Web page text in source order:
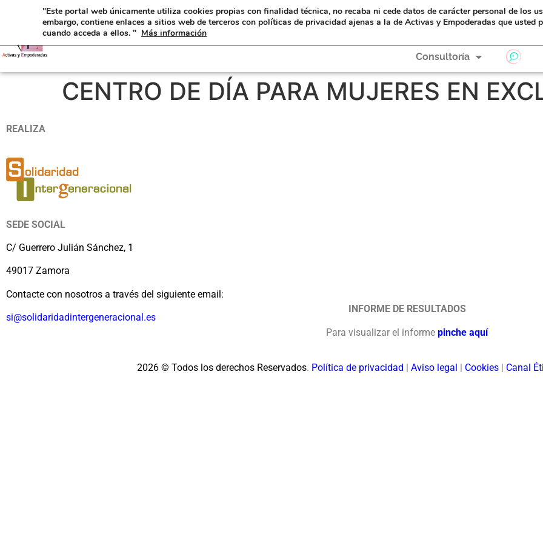
eAyudas Formación A Hombros de Gigantas
Consultoría
CENTRO DE DÍA PARA MUJERES EN
REALIZA
SEDE SOCIAL
C/ Guerrero Julián Sánchez, 1
49017 Zamora
Contacte con nosotros a través del siguiente email:
si@solidaridadintergeneracional.es
INFORME DE RESULTADOS
Para visualizar el informe pinche aquí
2026 © Todos los derechos Reservados. Política de privacidad | Aviso legal | Cookies | Canal
"Este portal web únicamente utiliza cookies propias con finalidad técnica, no recaba ni cede datos de carácter personal de los
embargo, contiene enlaces a sitios web de terceros con políticas de privacidad ajenas a la de Activas y Empoderadas que usted
cuando acceda a ellos. " Más información